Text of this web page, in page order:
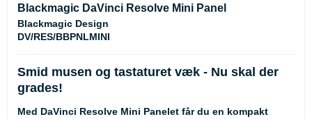
Blackmagic DaVinci Resolve Mini Panel
Blackmagic Design
DV/RES/BBPNLMINI
Smid musen og tastaturet væk - Nu skal der
grades!
Med DaVinci Resolve Mini Panelet får du en kompakt